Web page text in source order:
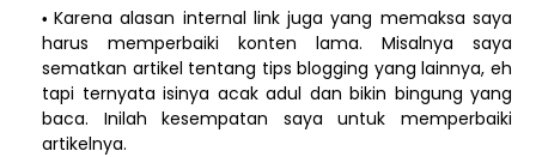
Karena alasan internal link juga yang memaksa saya
harus memperbaiki konten lama. Misalnya saya
sematkan artikel tentang tips blogging yang lainnya, eh
tapi ternyata isinya acak adul dan bikin bingung yang
baca. Inilah kesempatan saya untuk memperbaiki
artikelnya.